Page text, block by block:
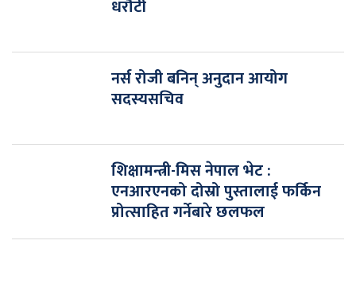
धरौटी
नर्स रोजी बनिन् अनुदान आयोग
सदस्यसचिव
शिक्षामन्त्री-मिस नेपाल भेट :
एनआरएनको दोस्रो पुस्तालाई फर्किन
प्रोत्साहित गर्नेबारे छलफल